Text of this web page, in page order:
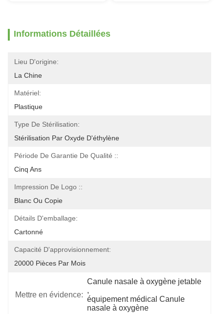
Informations Détaillées
Lieu D'origine:
La Chine
Matériel:
Plastique
Type De Stérilisation:
Stérilisation Par Oxyde D'éthylène
Période De Garantie De Qualité ::
Cinq Ans
Impression De Logo ::
Blanc Ou Copie
Détails D'emballage:
Cartonné
Capacité D'approvisionnement:
20000 Pièces Par Mois
Mettre en évidence:
Canule nasale à oxygène jetable
,
équipement médical Canule
nasale à oxygène